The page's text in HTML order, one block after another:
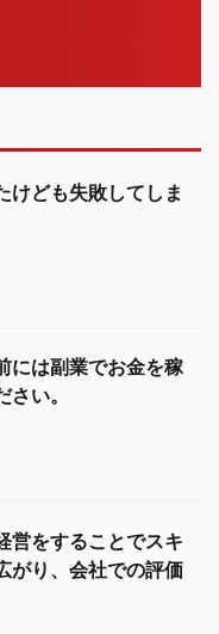
けども失敗してしま
には副業でお金を稼
い。
営をすることでスキ
がり、会社での評価